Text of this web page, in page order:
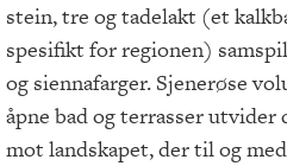
stein, tre og tadelakt (et
spesifikt for regionen)
og siennafarger. Sjenerøse
åpne bad og terrasser
mot landskapet, der til og